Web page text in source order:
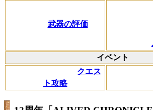
武器の評価
イベント
クエス
ト攻略